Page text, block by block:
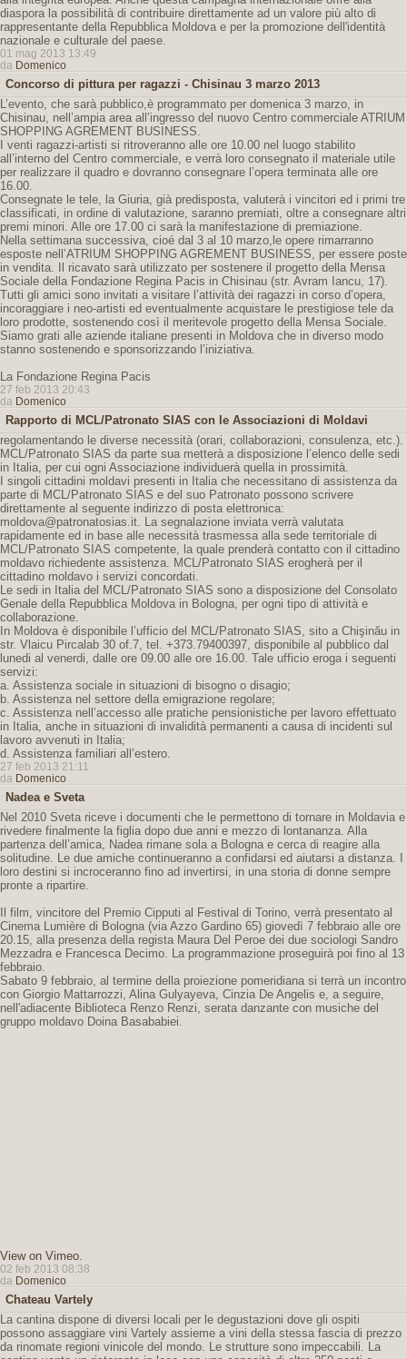
diaspora la possibilità di contribuire direttamente ad un valore più alto di
rappresentante della Repubblica Moldova e per la promozione dell'identità
nazionale e culturale del paese.
01 mag 2013 13:49
da Domenico
Concorso di pittura per ragazzi - Chisinau 3 marzo 2013
L’evento, che sarà pubblico,è programmato per domenica 3 marzo, in
Chisinau, nell’ampia area all’ingresso del nuovo Centro commerciale ATRIUM
SHOPPING AGREMENT BUSINESS.
I venti ragazzi-artisti si ritroveranno alle ore 10.00 nel luogo stabilito
all’interno del Centro commerciale, e verrà loro consegnato il materiale utile
per realizzare il quadro e dovranno consegnare l’opera terminata alle ore
16.00.
Consegnate le tele, la Giuria, già predisposta, valuterà i vincitori ed i primi tre
classificati, in ordine di valutazione, saranno premiati, oltre a consegnare altri
premi minori. Alle ore 17.00 ci sarà la manifestazione di premiazione.
Nella settimana successiva, cioé dal 3 al 10 marzo,le opere rimarranno
esposte nell’ATRIUM SHOPPING AGREMENT BUSINESS, per essere poste
in vendita. Il ricavato sarà utilizzato per sostenere il progetto della Mensa
Sociale della Fondazione Regina Pacis in Chisinau (str. Avram Iancu, 17).
Tutti gli amici sono invitati a visitare l’attività dei ragazzi in corso d’opera,
incoraggiare i neo-artisti ed eventualmente acquistare le prestigiose tele da
loro prodotte, sostenendo così il meritevole progetto della Mensa Sociale.
Siamo grati alle aziende italiane presenti in Moldova che in diverso modo
stanno sostenendo e sponsorizzando l’iniziativa.
La Fondazione Regina Pacis
27 feb 2013 20:43
da Domenico
Rapporto di MCL/Patronato SIAS con le Associazioni di Moldavi
regolamentando le diverse necessità (orari, collaborazioni, consulenza, etc.).
MCL/Patronato SIAS da parte sua metterà a disposizione l’elenco delle sedi
in Italia, per cui ogni Associazione individuerà quella in prossimità.
I singoli cittadini moldavi presenti in Italia che necessitano di assistenza da
parte di MCL/Patronato SIAS e del suo Patronato possono scrivere
direttamente al seguente indirizzo di posta elettronica:
moldova@patronatosias.it. La segnalazione inviata verrà valutata
rapidamente ed in base alle necessità trasmessa alla sede territoriale di
MCL/Patronato SIAS competente, la quale prenderà contatto con il cittadino
moldavo richiedente assistenza. MCL/Patronato SIAS erogherà per il
cittadino moldavo i servizi concordati.
Le sedi in Italia del MCL/Patronato SIAS sono a disposizione del Consolato
Genale della Repubblica Moldova in Bologna, per ogni tipo di attività e
collaborazione.
In Moldova è disponibile l’ufficio del MCL/Patronato SIAS, sito a Chişinău in
str. Vlaicu Pircalab 30 of.7, tel. +373.79400397, disponibile al pubblico dal
lunedi al venerdi, dalle ore 09.00 alle ore 16.00. Tale ufficio eroga i seguenti
servizi:
a. Assistenza sociale in situazioni di bisogno o disagio;
b. Assistenza nel settore della emigrazione regolare;
c. Assistenza nell’accesso alle pratiche pensionistiche per lavoro effettuato
in Italia, anche in situazioni di invalidità permanenti a causa di incidenti sul
lavoro avvenuti in Italia;
d. Assistenza familiari all’estero.
27 feb 2013 21:11
da Domenico
Nadea e Sveta
Nel 2010 Sveta riceve i documenti che le permettono di tornare in Moldavia e
rivedere finalmente la figlia dopo due anni e mezzo di lontananza. Alla
partenza dell’amica, Nadea rimane sola a Bologna e cerca di reagire alla
solitudine. Le due amiche continueranno a confidarsi ed aiutarsi a distanza. I
loro destini si incroceranno fino ad invertirsi, in una storia di donne sempre
pronte a ripartire.
Il film, vincitore del Premio Cipputi al Festival di Torino, verrà presentato al
Cinema Lumière di Bologna (via Azzo Gardino 65) giovedì 7 febbraio alle ore
20.15, alla presenza della regista Maura Del Peroe dei due sociologi Sandro
Mezzadra e Francesca Decimo. La programmazione proseguirà poi fino al 13
febbraio.
Sabato 9 febbraio, al termine della proiezione pomeridiana si terrà un incontro
con Giorgio Mattarrozzi, Alina Gulyayeva, Cinzia De Angelis e, a seguire,
nell'adiacente Biblioteca Renzo Renzi, serata danzante con musiche del
gruppo moldavo Doina Basababiei.
View on Vimeo.
02 feb 2013 08:38
da Domenico
Chateau Vartely
La cantina dispone di diversi locali per le degustazioni dove gli ospiti
possono assaggiare vini Vartely assieme a vini della stessa fascia di prezzo
da rinomate regioni vinicole del mondo. Le strutture sono impeccabili. La